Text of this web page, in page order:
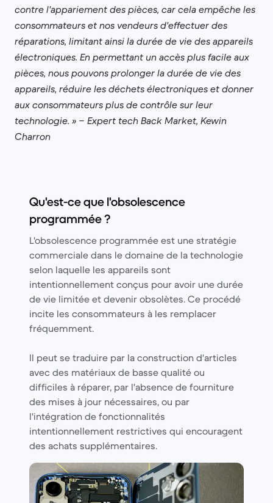
contre l'appariement des pièces, car cela empêche les
consommateurs et nos vendeurs d'effectuer des
réparations, limitant ainsi la durée de vie des appareils
électroniques. En permettant un accès plus facile aux
pièces, nous pouvons prolonger la durée de vie des
appareils, réduire les déchets électroniques et donner
aux consommateurs plus de contrôle sur leur
technologie. » – Expert tech Back Market, Kewin
Charron
Qu'est-ce que l'obsolescence
programmée ?
L'obsolescence programmée est une stratégie
commerciale dans le domaine de la technologie
selon laquelle les appareils sont
intentionnellement conçus pour avoir une durée
de vie limitée et devenir obsolètes. Ce procédé
incite les consommateurs à les remplacer
fréquemment.
Il peut se traduire par la construction d'articles
avec des matériaux de basse qualité ou
difficiles à réparer, par l'absence de fourniture
des mises à jour nécessaires, ou par
l'intégration de fonctionnalités
intentionnellement restrictives qui encouragent